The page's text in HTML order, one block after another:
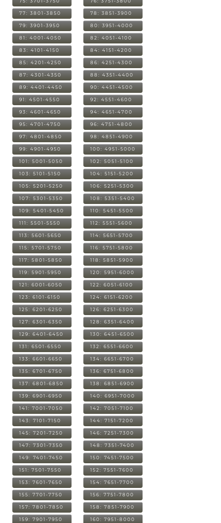
77: 3801-3850 78: 3851-3900
79: 3901-3950 80: 3951-4000
81: 4001-4050 82: 4051-4100
83: 4101-4150 84: 4151-4200
85: 4201-4250 86: 4251-4300
87: 4301-4350 88: 4351-4400
89: 4401-4450 90: 4451-4500
91: 4501-4550 92: 4551-4600
93: 4601-4650 94: 4651-4700
95: 4701-4750 96: 4751-4800
97: 4801-4850 98: 4851-4900
99: 4901-4950 100: 4951-5000
101: 5001-5050 102: 5051-5100
103: 5101-5150 104: 5151-5200
105: 5201-5250 106: 5251-5300
107: 5301-5350 108: 5351-5400
109: 5401-5450 110: 5451-5500
111: 5501-5550 112: 5551-5600
113: 5601-5650 114: 5651-5700
115: 5701-5750 116: 5751-5800
117: 5801-5850 118: 5851-5900
119: 5901-5950 120: 5951-6000
121: 6001-6050 122: 6051-6100
123: 6101-6150 124: 6151-6200
125: 6201-6250 126: 6251-6300
127: 6301-6350 128: 6351-6400
129: 6401-6450 130: 6451-6500
131: 6501-6550 132: 6551-6600
133: 6601-6650 134: 6651-6700
135: 6701-6750 136: 6751-6800
137: 6801-6850 138: 6851-6900
139: 6901-6950 140: 6951-7000
141: 7001-7050 142: 7051-7100
143: 7101-7150 144: 7151-7200
145: 7201-7250 146: 7251-7300
147: 7301-7350 148: 7351-7400
149: 7401-7450 150: 7451-7500
151: 7501-7550 152: 7551-7600
153: 7601-7650 154: 7651-7700
155: 7701-7750 156: 7751-7800
157: 7801-7850 158: 7851-7900
159: 7901-7950 160: 7951-8000